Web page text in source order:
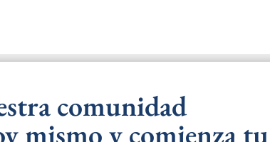
comunidad
mismo y comienza tu